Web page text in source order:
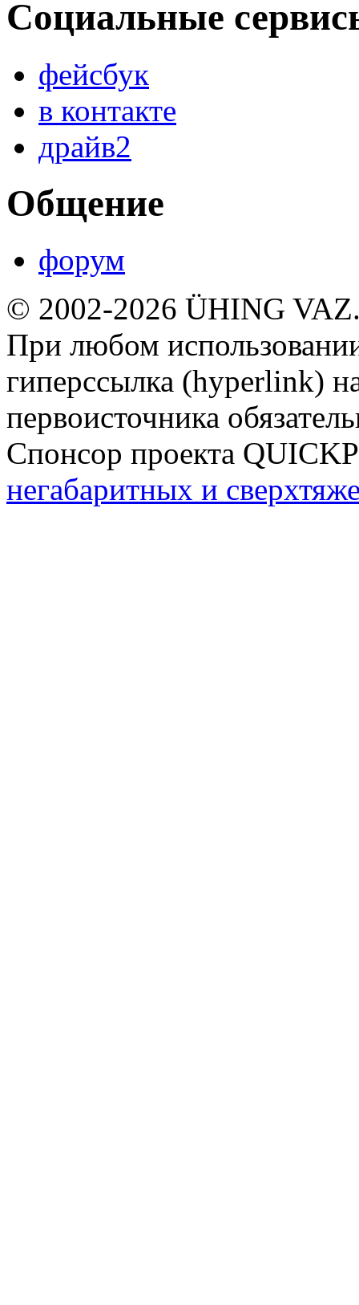
Социальные
фейсбук
в контакте
драйв2
Общение
форум
© 2002-2026 ÜHING
При любом
гиперссылка (hyperlink)
первоисточника
Спонсор проекта
негабаритных и